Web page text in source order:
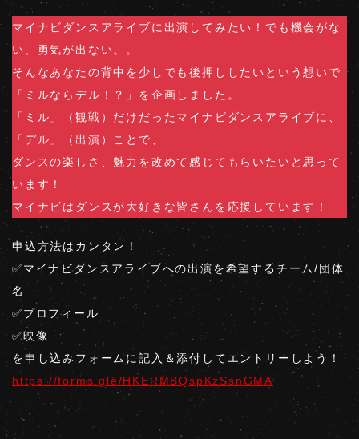
マイナビダンスアライブに出演してみたい！でも機会がな
い、勇気が出ない。。
そんなあなたの背中を少しでも後押ししたいという想いで
「ミルならデル！？」を企画しました。
「ミル」（観戦）だけだったマイナビダンスアライブに、
「デル」（出演）ことで、
ダンスの楽しさ、魅力を改めて感じてもらいたいと思って
います！
マイナビはダンスが大好きな皆さんを応援しています！
申込方法はカンタン！
✅マイナビダンスアライブへの出演を希望するチーム/団体
名
✅プロフィール
✅映像
を申し込みフォームに記入＆添付してエントリーしよう！
https://forms.gle/HKERMBQspKzSsnGMA
———————